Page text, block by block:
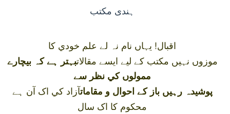
ہندی مکتب
اقبال! يہاں نام نہ لے علم خودي کا
موزوں نہيں مکتب کے ليے ايسے مقالاتبہتر ہے کہ بيچارے
ممولوں کي نظر سے
پوشيدہ رہيں باز کے احوال و مقاماتآزاد کي اک آن ہے
محکوم کا اک سال